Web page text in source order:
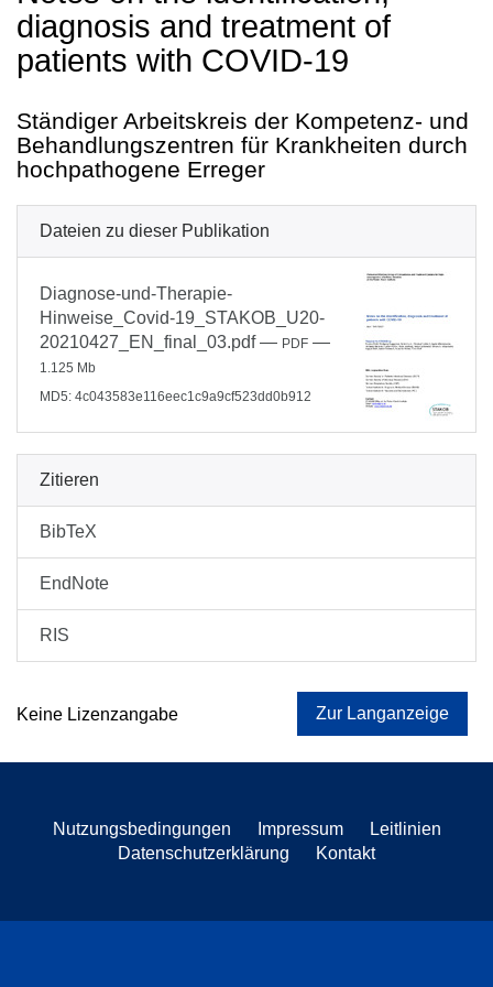
diagnosis and treatment of
patients with COVID-19
Ständiger Arbeitskreis der Kompetenz- und
Behandlungszentren für Krankheiten durch
hochpathogene Erreger
Dateien zu dieser Publikation
Diagnose-und-Therapie-
Hinweise_Covid-19_STAKOB_U20-
20210427_EN_final_03.pdf— PDF —
1.125 Mb
MD5: 4c043583e116eec1c9a9cf523dd0b912
Zitieren
BibTeX
EndNote
RIS
Keine Lizenzangabe Zur Langanzeige
Nutzungsbedingungen Impressum
Leitlinien
Datenschutzerklärung
Kontakt